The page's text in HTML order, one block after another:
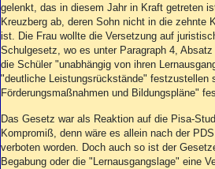
Wer wir sind
Aktuelle
Abonnenten-
Pommern
Berlin-
Schlesien
Danzig und
Bücher
gelenkt, das in diesem Jahr in Kraft getreten
Kreuzberg ab, deren Sohn nicht in die
ist. Die Frau wollte die Versetzung auf
Schulgesetz, wo es unter Paragraph 4,
die Schüler "unabhängig von ihren
"deutliche Leistungsrückstände" festzustellen
Förderungsmaßnahmen und Bildungspläne"
Das Gesetz war als Reaktion auf die Pisa-
Kompromiß, denn wäre es allein nach der
verboten worden. Doch auch so ist der
Begabung oder die "Lernausgangslage" eine